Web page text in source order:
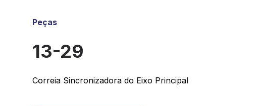
Peças
13-29
Correia Sincronizadora do Eixo Principal